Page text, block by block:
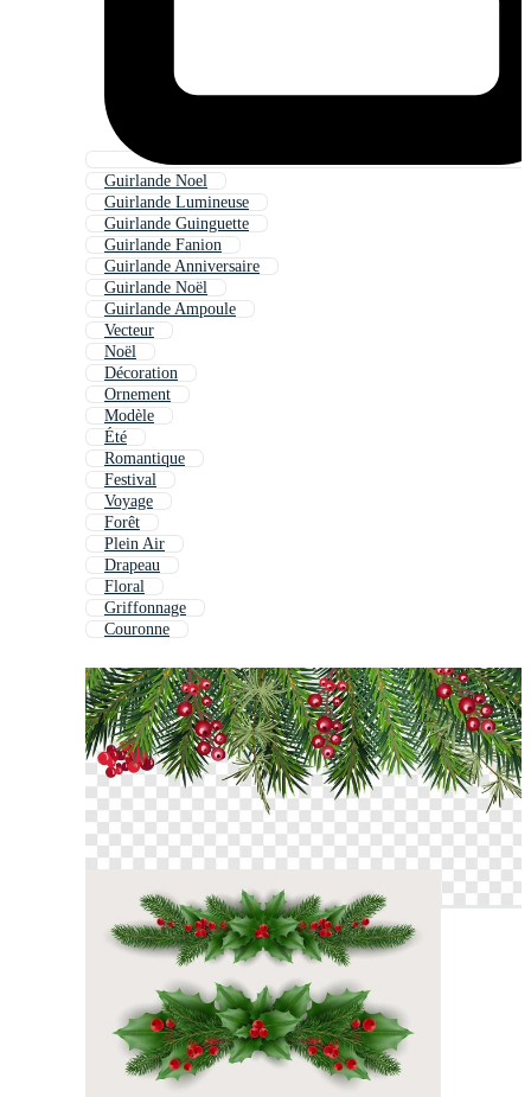
Guirlande Noel
Guirlande Lumineuse
Guirlande Guinguette
Guirlande Fanion
Guirlande Anniversaire
Guirlande Noël
Guirlande Ampoule
Vecteur
Noël
Décoration
Ornement
Modèle
Été
Romantique
Festival
Voyage
Forêt
Plein Air
Drapeau
Floral
Griffonnage
Couronne